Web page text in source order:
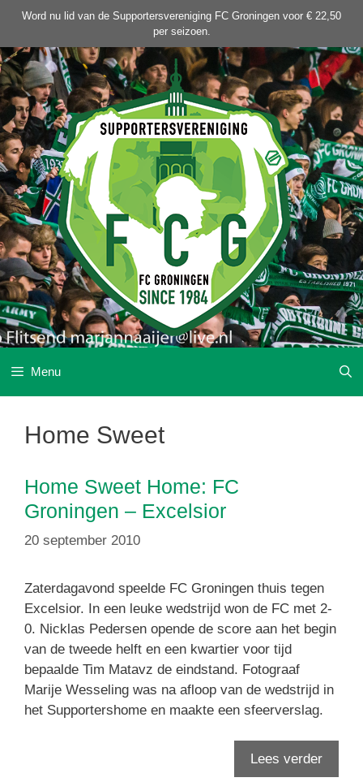
de
inhoud
Word nu lid van de Supportersvereniging FC Groningen voor € 22,50
per seizoen.
Menu
Home Sweet
Home Sweet Home: FC
Groningen – Excelsior
20 september 2010
Zaterdagavond speelde FC Groningen thuis tegen
Excelsior. In een leuke wedstrijd won de FC met 2-
0. Nicklas Pedersen opende de score aan het begin
van de tweede helft en een kwartier voor tijd
bepaalde Tim Matavz de eindstand. Fotograaf
Marije Wesseling was na afloop van de wedstrijd in
het Supportershome en maakte een sfeerverslag.
Lees verder